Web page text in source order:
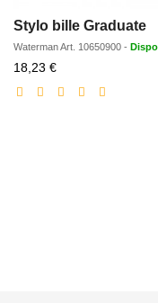
Stylo bille Graduate
WatermanArt. 10650900 -
18,23 €Prix
réduit